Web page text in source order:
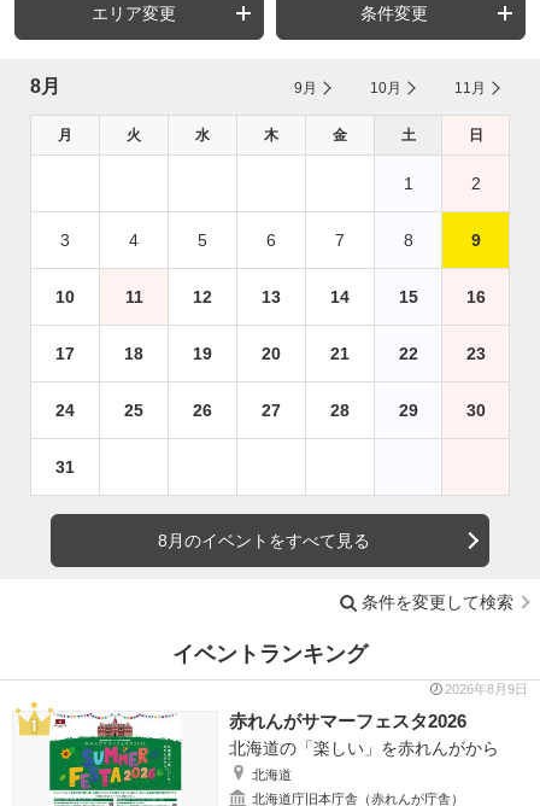
エリア変更 条件変更
8月 9月 10月 11月
月 火 水 木 金 土 日
1 2
3 4 5 6 7 8 9
10 11 12 13 14 15 16
17 18 19 20 21 22 23
24 25 26 27 28 29 30
31
8月のイベントをすべて見る
条件を変更して検索
イベントランキング
2026年8月9日
赤れんがサマーフェスタ2026
北海道の「楽しい」を赤れんがから
北海道
北海道庁旧本庁舎（赤れんが庁舎）